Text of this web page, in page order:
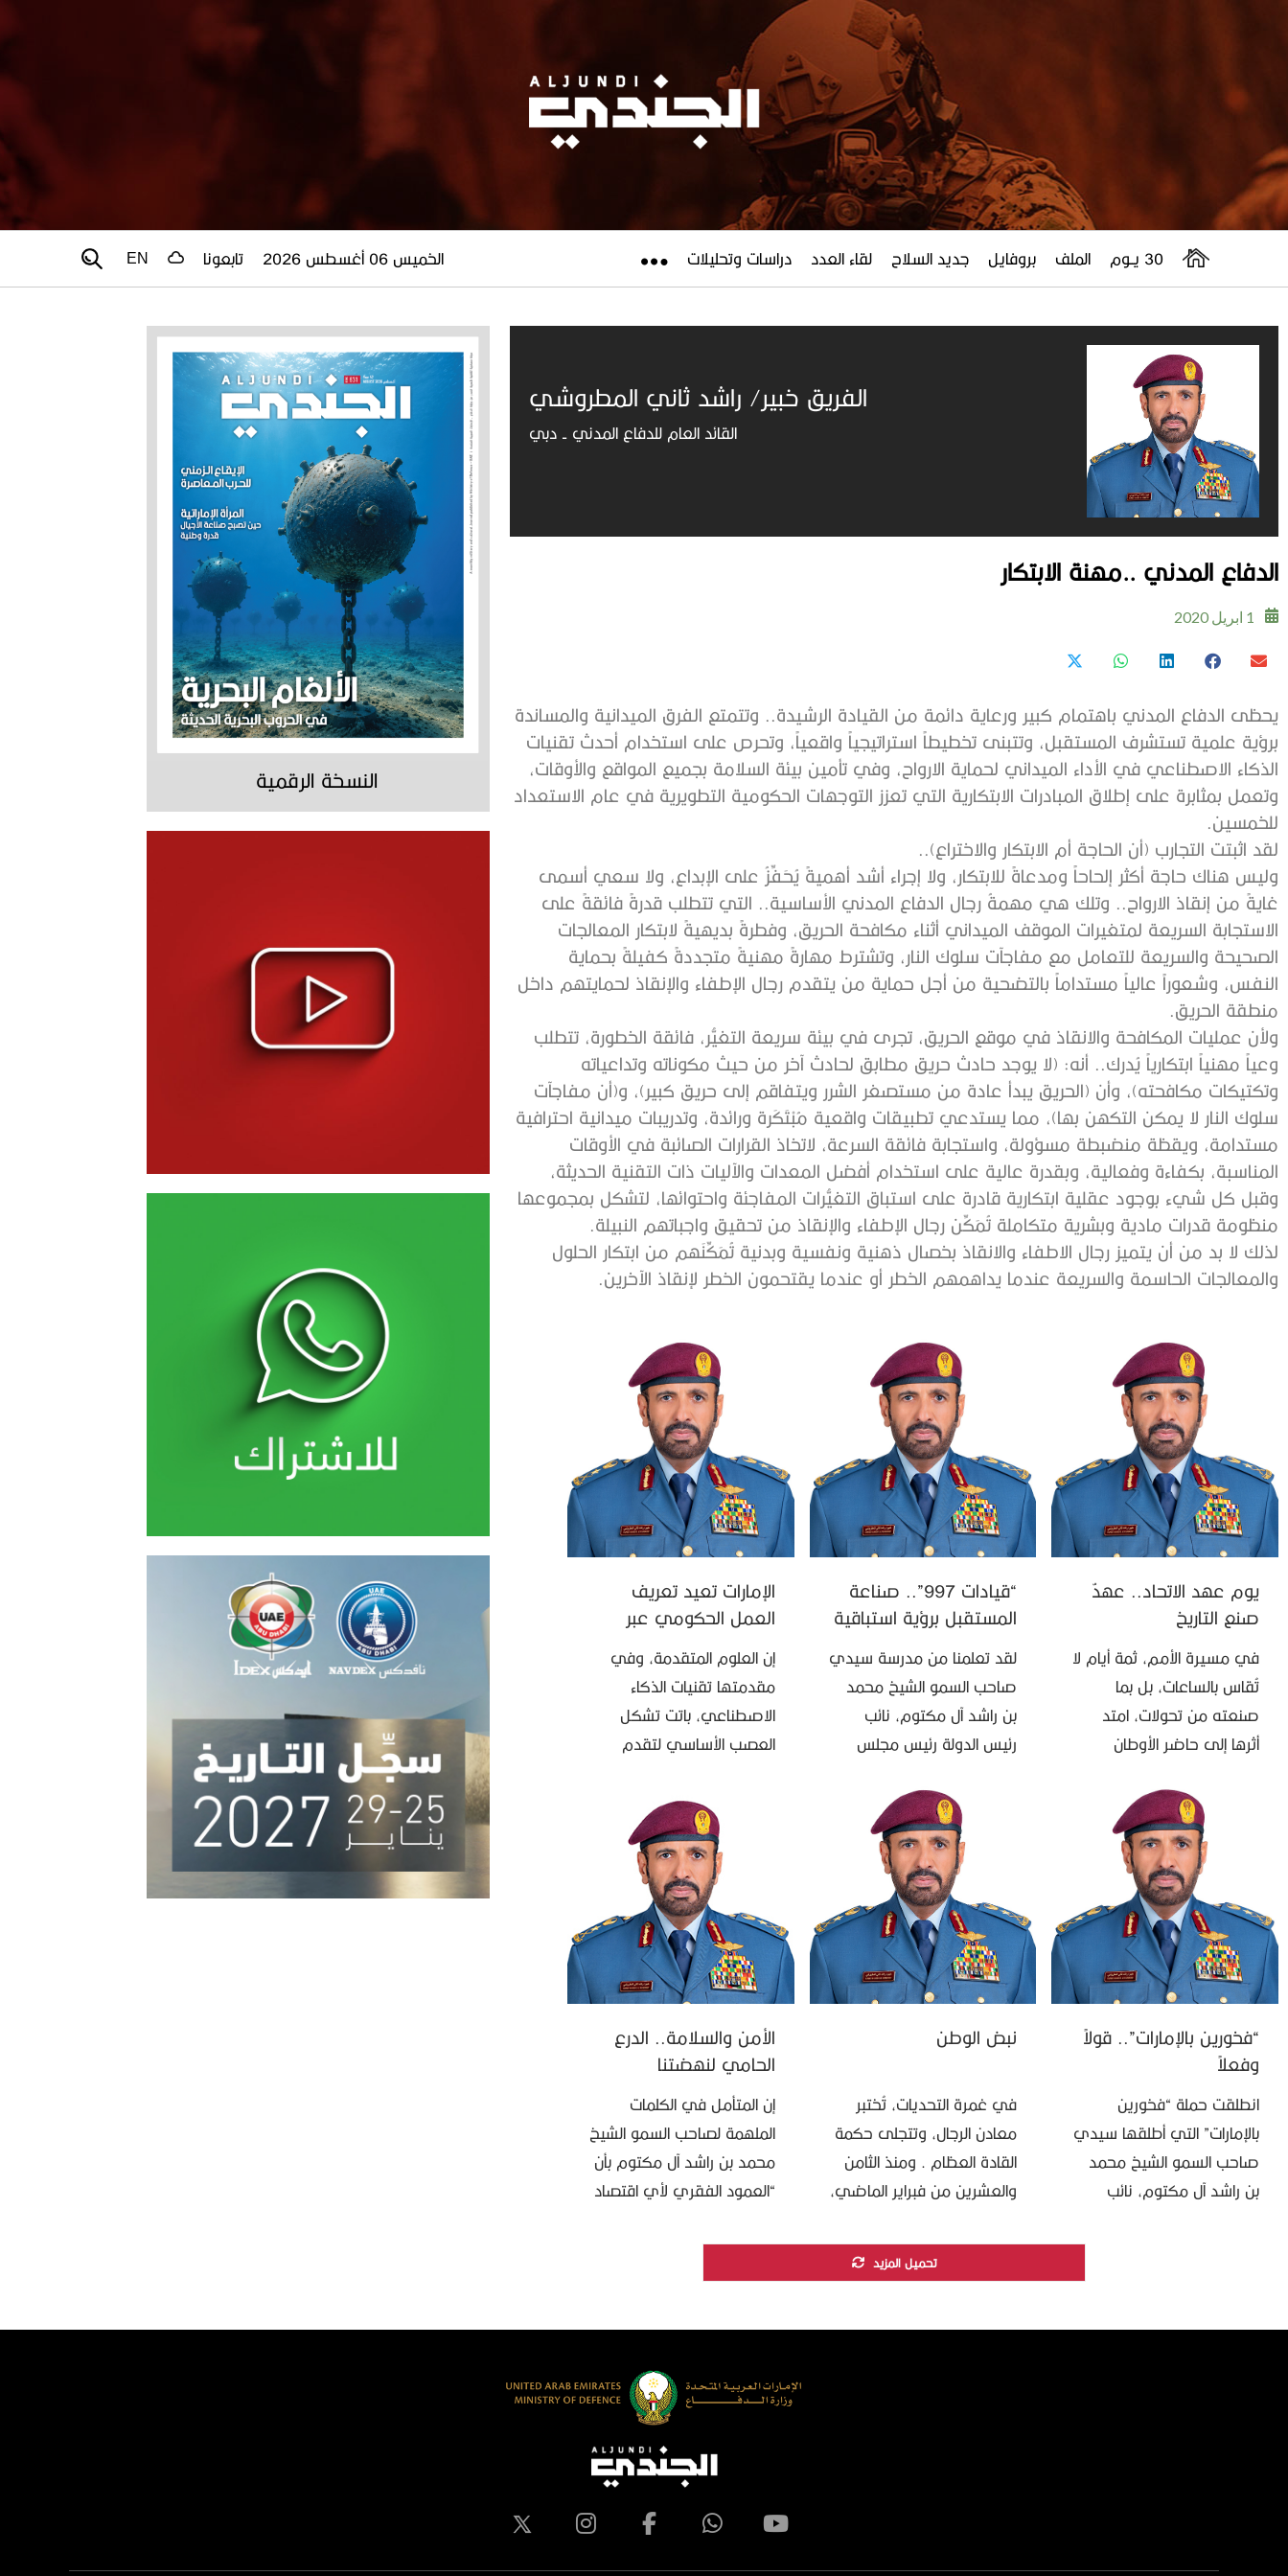
30 يــوم الملف بروفايل جديد السلاح لقاء العدد دراسات وتحليلات الخميس 06 أغسطس 2026 تابعونا EN
الفريق خبير/ راشد ثاني المطروشي
القائد العام للدفاع المدني - دبي
الدفاع المدني ..مهنة الابتكار
1 ابريل 2020
يحظى الدفاع المدني باهتمام كبير ورعاية دائمة من القيادة الرشيدة.. وتتمتع الفرق الميدانية والمساندة
برؤية علمية تستشرف المستقبل، وتتبنى تخطيطاً استراتيجياً واقعياً، وتحرص على استخدام أحدث تقنيات
الذكاء الاصطناعي في الأداء الميداني لحماية الارواح، وفي تأمين بيئة السلامة بجميع المواقع والأوقات،
وتعمل بمثابرة على إطلاق المبادرات الابتكارية التي تعزز التوجهات الحكومية التطويرية في عام الاستعداد
للخمسين.
لقد اثبتت التجارب (أن الحاجة أم الابتكار والاختراع)..
وليس هناك حاجة أكثر إلحاحاً ومدعاةً للابتكار، ولا إجراء أشد أهميةً يُحَفِّزُ على الإبداع، ولا سعي أسمى
غايةً من إنقاذ الارواح.. وتلك هي مهمةُ رجال الدفاع المدني الأساسية.. التي تتطلب قدرةً فائقةً على
الاستجابة السريعة لمتغيرات الموقف الميداني أثناء مكافحة الحريق، وفطرةً بديهيةً لابتكار المعالجات
الصحيحة والسريعة للتعامل مع مفاجآت سلوك النار، وتشترط مهارةً مهنيةً متجددةً كفيلةً بحماية
النفس، وشعوراً عالياً مستداماً بالتضحية من أجل حماية من يتقدم رجال الإطفاء والإنقاذ لحمايتهم داخل
منطقة الحريق.
ولأن عمليات المكافحة والانقاذ في موقع الحريق، تجرى في بيئة سريعة التغيُّر، فائقة الخطورة، تتطلب
وعياً مهنياً ابتكارياً يُدرك.. أنه: (لا يوجد حادث حريق مطابق لحادث آخر من حيث مكوناته وتداعياته
وتكتيكات مكافحته)، وأن (الحريق يبدأ عادة من مستصغر الشرر ويتفاقم إلى حريق كبير)، و(أن مفاجآت
سلوك النار لا يمكن التكهن بها)، مما يستدعي تطبيقات واقعية مُبْتَكَرة ورائدة، وتدريبات ميدانية احترافية
مستدامة، ويقظة منضبطة مسؤولة، واستجابة فائقة السرعة، لاتخاذ القرارات الصائبة في الأوقات
المناسبة، بكفاءة وفعالية، وبقدرة عالية على استخدام أفضل المعدات والآليات ذات التقنية الحديثة،
وقبل كل شيء بوجود عقلية ابتكارية قادرة على استباق التغيُّرات المفاجئة واحتوائها، لتشكل بمجموعها
منظومة قدرات مادية وبشرية متكاملة تُمَكِّن رجال الإطفاء والإنقاذ من تحقيق واجباتهم النبيلة.
لذلك لا بد من أن يتميز رجال الاطفاء والانقاذ بخصال ذهنية ونفسية وبدنية تُمَكِّنَهم من ابتكار الحلول
والمعالجات الحاسمة والسريعة عندما يداهمهم الخطر أو عندما يقتحمون الخطر لإنقاذ الآخرين.
يوم عهد الاتحاد.. عهدٌ
صنع التاريخ
في مسيرة الأمم، ثمة أيام لا
تُقاس بالساعات، بل بما
صنعته من تحولات، امتد
أثرها إلى حاضر الأوطان
«يوم عهد الاتحاد» شاهداً
على واحدة من أهم المحطات
“قيادات 997”.. صناعة
المستقبل برؤية استباقية
لقد تعلمنا من مدرسة سيدي
صاحب السمو الشيخ محمد
بن راشد آل مكتوم، نائب
رئيس الدولة رئيس مجلس
في القيادة والإدارة، أن “القائد
الحقيقي هو …
الإمارات تعيد تعريف
العمل الحكومي عبر
إن العلوم المتقدمة، وفي
مقدمتها تقنيات الذكاء
الاصطناعي، باتت تشكل
العصب الأساسي لتقدم
المستقبل؛ فمن يتصدر
المشهد العالمي في هذه
الطفرة التكنولوجية يمتلك بلا
شك مقاليد …
“فخورين بالإمارات”.. قولاً
وفعلاً
انطلقت حملة “فخورين
بالإمارات” التي أطلقها سيدي
صاحب السمو الشيخ محمد
بن راشد آل مكتوم، نائب
الوزراء حاكم دبي “رعاه الله”،
لترسم مشهداً وطنياً مهيباً؛
نبض الوطن
في غمرة التحديات، تُختبر
معادن الرجال، وتتجلى حكمة
القادة العظام . ومنذ الثامن
والعشرين من فبراير الماضي،
الشيخ محمد بن زايد آل نهيان،
رئيس الدولة “حفظه …
الأمن والسلامة.. الدرع
الحامي لنهضتنا
الصناعية والتقنية
إن المتأمل في الكلمات
الملهمة لصاحب السمو الشيخ
محمد بن راشد آل مكتوم بأن
“العمود الفقري لأي اقتصاد
الصناعية”، يجعلنا في القيادة
العامة للدفاع المدني أمام …
تحميل المزيد
النسخة الرقمية